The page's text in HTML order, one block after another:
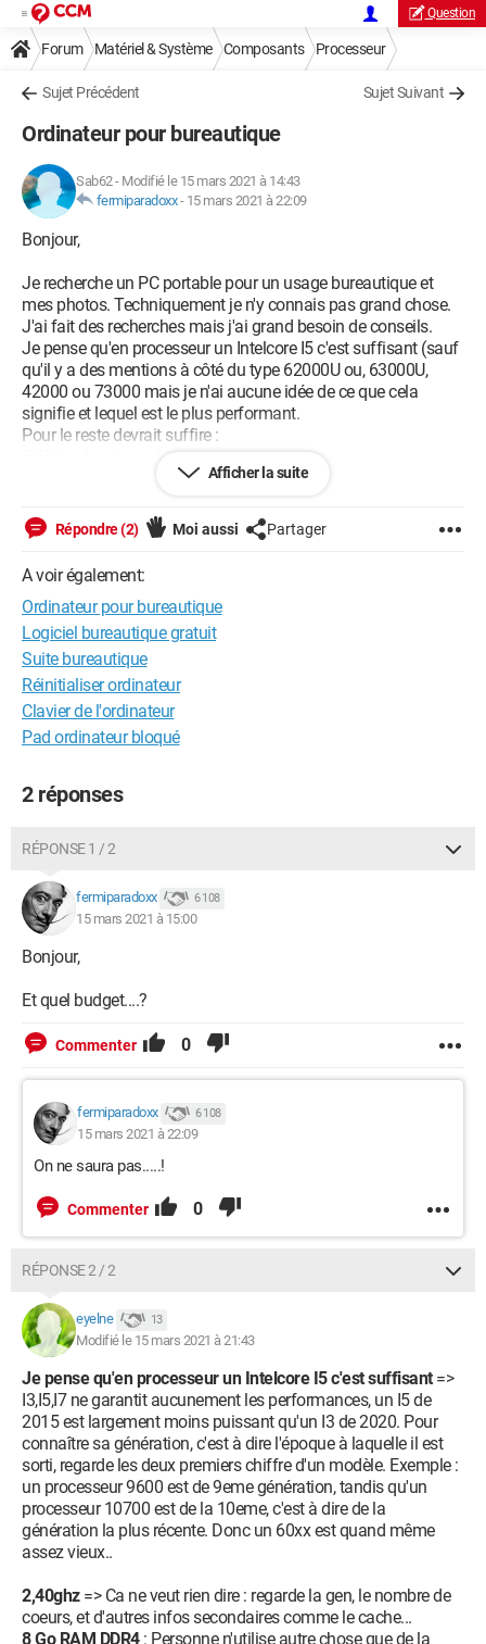
Question
Forum Matériel & Système Composants Processeur
Sujet Précédent Sujet Suivant
Ordinateur pour bureautique
Sab62- Modifié le 15 mars 2021 à 14:43
fermiparadoxx- 15 mars 2021 à 22:09
Bonjour,
Je recherche un PC portable pour un usage bureautique et
mes photos. Techniquement je n'y connais pas grand chose.
J'ai fait des recherches mais j'ai grand besoin de conseils.
Je pense qu'en processeur un Intelcore I5 c'est suffisant (sauf
qu'il y a des mentions à côté du type 62000U ou, 63000U,
42000 ou 73000 mais je n'ai aucune idée de ce que cela
signifie et lequel est le plus performant.
Pour le reste devrait suffire :
8 Go RAM DDR4 (est ce qu'il y a une grosse différence avec le
240 SSD
Écran minimum 14 full HD
HDMI/wifi/bluetooth
Je ne sais pas ce que c'est Nividia Quadro
Marque : Lenovo, Asus. Avez vous d'autres marques à me
conseiller.
D'avance merci
Sab
Afficher la suite
Répondre (2) Moi aussi Partager
A voir également:
Ordinateur pour bureautique
Logiciel bureautique gratuit
Suite bureautique
Réinitialiser ordinateur
Clavier de l'ordinateur
Pad ordinateur bloqué
2 réponses
RÉPONSE 1 / 2
fermiparadoxx 6 108
15 mars 2021 à 15:00
Bonjour,
Et quel budget....?
Commenter 0
fermiparadoxx 6 108
15 mars 2021 à 22:09
On ne saura pas.....!
Commenter 0
RÉPONSE 2 / 2
eyelne 13
Modifié le 15 mars 2021 à 21:43
Je pense qu'en processeur un Intelcore I5 c'est suffisant=>
I3,I5,I7 ne garantit aucunement les performances, un I5 de
2015 est largement moins puissant qu'un I3 de 2020. Pour
connaître sa génération, c'est à dire l'époque à laquelle il est
sorti, regarde les deux premiers chiffre d'un modèle. Exemple :
un processeur 9600 est de 9eme génération, tandis qu'un
processeur 10700 est de la 10eme, c'est à dire de la
génération la plus récente. Donc un 60xx est quand même
assez vieux..
2,40ghz=> Ca ne veut rien dire : regarde la gen, le nombre de
coeurs, et d'autres infos secondaires comme le cache...
8 Go RAM DDR4: Personne n'utilise autre chose que de la